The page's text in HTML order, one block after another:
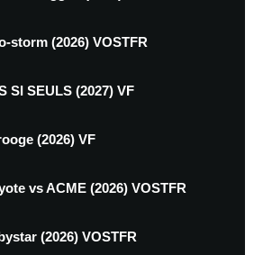
storm (2026) VOSTFR
SI SEULS (2027) VF
(2026) VF
vs ACME (2026) VOSTFR
(2026) VOSTFR